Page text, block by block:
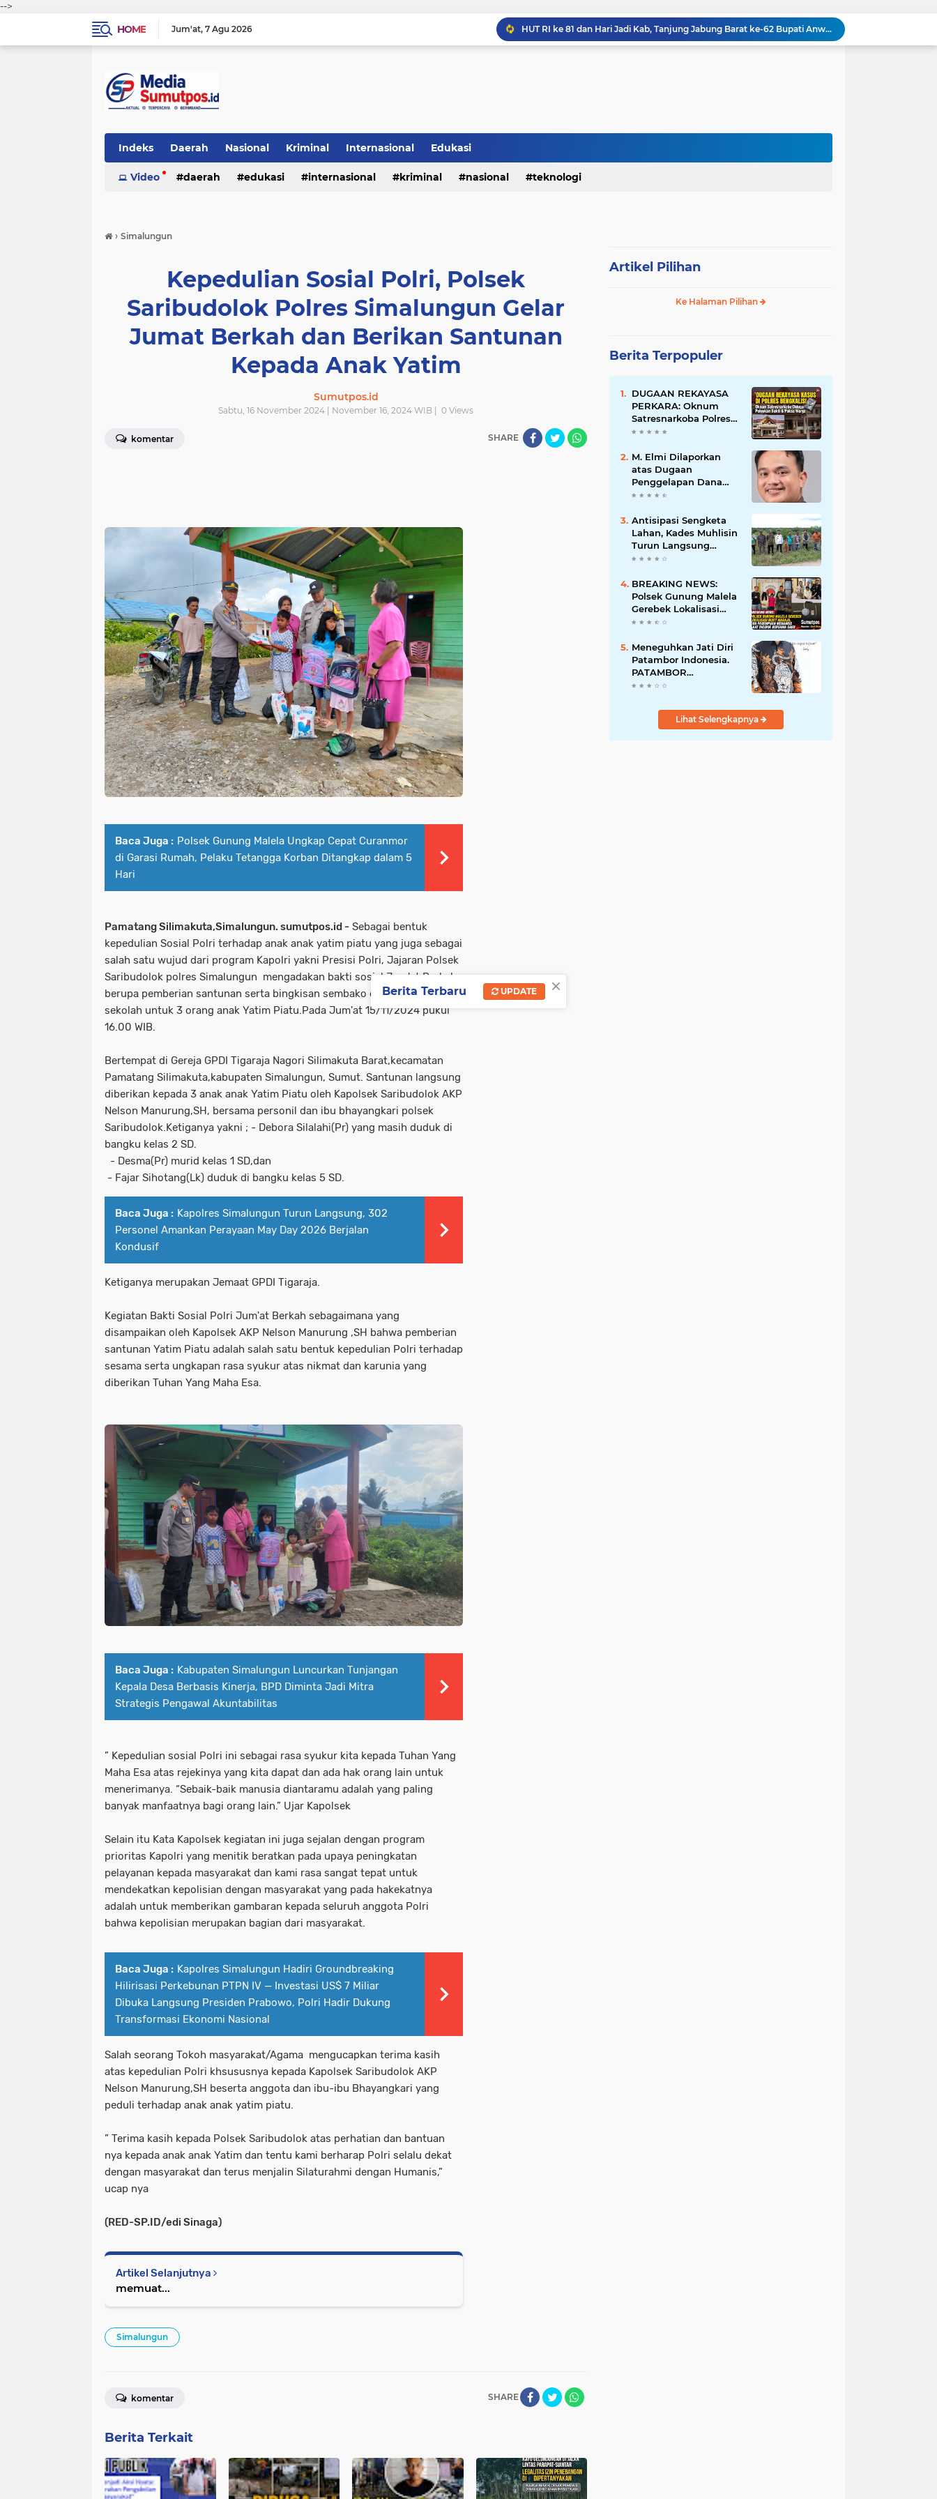
-->
HOME
Jum'at 7 Agu 2026
HUT RI ke 81 dan Hari Jadi Kab, Tanjung Jabung Barat ke-62 Bupati Anwar Sadat Resmi Buka Lomba Mancing.
KABAG OPS POLRES TOBA DI NILAI KEHILANGAN INDEPENDENSI. PENGAMANAN PENEMBOKAN TANAH DI LAGUBOTI DAPAT SOROTAN.
Sabam Rajaguguk Serap Aspirasi Warga Bilah Hilir, Tegaskan Komitmen Kawal Program Prabowo untuk Kesejahteraan Rakyat
Indeks Daerah Nasional Kriminal Internasional Edukasi
Video daerah edukasi internasional kriminal nasional teknologi
› Simalungun
Kepedulian Sosial Polri, Polsek
Saribudolok Polres Simalungun Gelar
Jumat Berkah dan Berikan Santunan
Kepada Anak Yatim
Sumutpos.id
Sabtu, 16 November 2024 | November 16, 2024 WIB | 0 Views
komentar SHARE
Baca Juga : Polsek Gunung Malela Ungkap Cepat Curanmor
di Garasi Rumah, Pelaku Tetangga Korban Ditangkap dalam 5
Hari
Pamatang Silimakuta,Simalungun. sumutpos.id - Sebagai bentuk
kepedulian Sosial Polri terhadap anak anak yatim piatu yang juga sebagai
salah satu wujud dari program Kapolri yakni Presisi Polri, Jajaran Polsek
Saribudolok polres Simalungun mengadakan bakti sosial Jum'at Barkah
berupa pemberian santunan serta bingkisan sembako dan perlengkapan
sekolah untuk 3 orang anak Yatim Piatu.Pada Jum'at 15/11/2024 pukul
16.00 WIB.
Bertempat di Gereja GPDI Tigaraja Nagori Silimakuta Barat,kecamatan
Pamatang Silimakuta,kabupaten Simalungun, Sumut. Santunan langsung
diberikan kepada 3 anak anak Yatim Piatu oleh Kapolsek Saribudolok AKP
Nelson Manurung,SH, bersama personil dan ibu bhayangkari polsek
Saribudolok.Ketiganya yakni ; - Debora Silalahi(Pr) yang masih duduk di
bangku kelas 2 SD.
- Desma(Pr) murid kelas 1 SD,dan
- Fajar Sihotang(Lk) duduk di bangku kelas 5 SD.
Baca Juga : Kapolres Simalungun Turun Langsung, 302
Personel Amankan Perayaan May Day 2026 Berjalan
Kondusif
Ketiganya merupakan Jemaat GPDI Tigaraja.
Kegiatan Bakti Sosial Polri Jum'at Berkah sebagaimana yang
disampaikan oleh Kapolsek AKP Nelson Manurung ,SH bahwa pemberian
santunan Yatim Piatu adalah salah satu bentuk kepedulian Polri terhadap
sesama serta ungkapan rasa syukur atas nikmat dan karunia yang
diberikan Tuhan Yang Maha Esa.
Baca Juga : Kabupaten Simalungun Luncurkan Tunjangan
Kepala Desa Berbasis Kinerja, BPD Diminta Jadi Mitra
Strategis Pengawal Akuntabilitas
” Kepedulian sosial Polri ini sebagai rasa syukur kita kepada Tuhan Yang
Maha Esa atas rejekinya yang kita dapat dan ada hak orang lain untuk
menerimanya. “Sebaik-baik manusia diantaramu adalah yang paling
banyak manfaatnya bagi orang lain.” Ujar Kapolsek
Selain itu Kata Kapolsek kegiatan ini juga sejalan dengan program
prioritas Kapolri yang menitik beratkan pada upaya peningkatan
pelayanan kepada masyarakat dan kami rasa sangat tepat untuk
mendekatkan kepolisian dengan masyarakat yang pada hakekatnya
adalah untuk memberikan gambaran kepada seluruh anggota Polri
bahwa kepolisian merupakan bagian dari masyarakat.
Baca Juga : Kapolres Simalungun Hadiri Groundbreaking
Hilirisasi Perkebunan PTPN IV — Investasi US$ 7 Miliar
Dibuka Langsung Presiden Prabowo, Polri Hadir Dukung
Transformasi Ekonomi Nasional
Salah seorang Tokoh masyarakat/Agama mengucapkan terima kasih
atas kepedulian Polri khsususnya kepada Kapolsek Saribudolok AKP
Nelson Manurung,SH beserta anggota dan ibu-ibu Bhayangkari yang
peduli terhadap anak anak yatim piatu.
” Terima kasih kepada Polsek Saribudolok atas perhatian dan bantuan
nya kepada anak anak Yatim dan tentu kami berharap Polri selalu dekat
dengan masyarakat dan terus menjalin Silaturahmi dengan Humanis,”
ucap nya
(RED-SP.ID/edi Sinaga)
Artikel Selanjutnya
memuat...
Simalungun
SHARE
komentar
Berita Terkait
Artikel Pilihan
Ke Halaman Pilihan
Berita Terpopuler
DUGAAN REKAYASA
PERKARA: Oknum
Satresnarkoba Polres
Bengkalis Diduga
Hingga Paksa Warga
Hadir di TKP
M. Elmi Dilaporkan
atas Dugaan
Penggelapan Dana
Pensiunan Guru dan
Pastikan Proses
Hukum Berjalan
Antisipasi Sengketa
Lahan, Kades Muhlisin
Turun Langsung
Tinjau Batas Wilayah
Diserobot PT Jatim
Jaya Perkasa
BREAKING NEWS:
Polsek Gunung Malela
Gerebek Lokalisasi
Bukit Maraja, Dua
Saat Diciduk Bersama
Sabu
Meneguhkan Jati Diri
Patambor Indonesia.
PATAMBOR
INDONESIA Akan
Jakarta.
Lihat Selengkapnya
×
Berita Terbaru UPDATE